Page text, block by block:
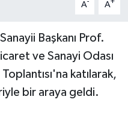
A- A+
Başkanı Prof.
ve Sanayi Odası
katılarak,
bir araya geldi.